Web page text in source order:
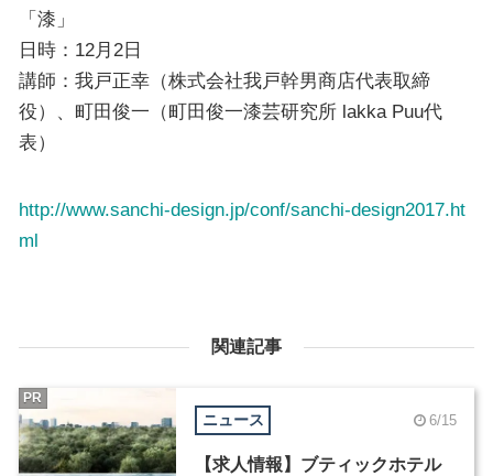
「漆」
日時：12月2日
講師：我戸正幸（株式会社我戸幹男商店代表取締
役）、町田俊一（町田俊一漆芸研究所 lakka Puu代
表）
http://www.sanchi-design.jp/conf/sanchi-design2017.ht
ml
関連記事
ニュース 6/15
【求人情報】ブティックホテル
PR